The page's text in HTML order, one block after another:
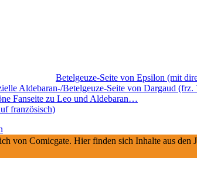
Betelgeuze-Seite von Epsilon (mit
Aldebaran-/Betelgeuze-Seite von Dargaud (frz.
Fanseite zu Leo und Aldebaran…
französisch)
von Comicgate. Hier finden sich Inhalte aus den